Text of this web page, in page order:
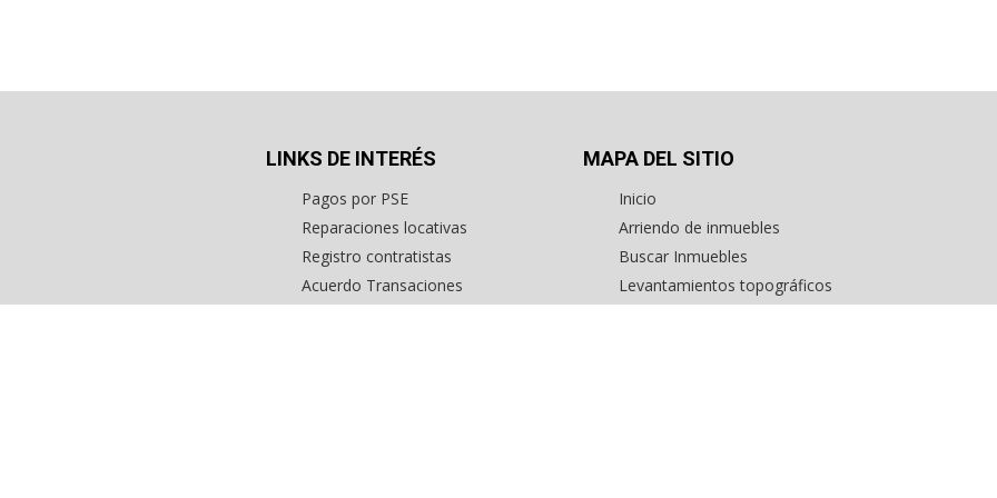
LINKS DE INTERÉS
Pagos por PSE
Reparaciones locativas
Registro contratistas
Acuerdo Transaciones
MAPA DEL SITIO
Inicio
Arriendo de inmuebles
Buscar Inmuebles
Levantamientos topográficos